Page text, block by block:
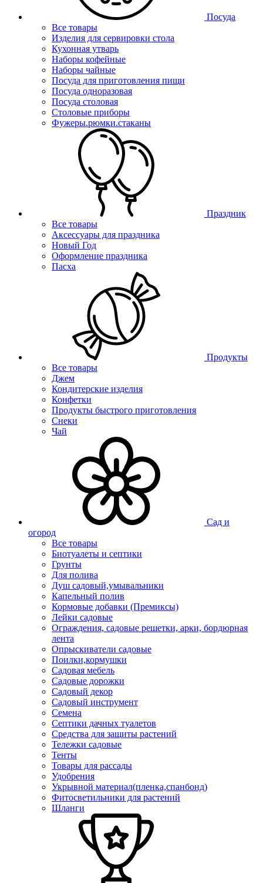
Посуда
Все товары
Изделия для сервировки стола
Кухонная утварь
Наборы кофейные
Наборы чайные
Посуда для приготовления пищи
Посуда одноразовая
Посуда столовая
Столовые приборы
Фужеры.рюмки.стаканы
Праздник
Все товары
Аксессуары для праздника
Новый Год
Оформление праздника
Пасха
Продукты
Все товары
Джем
Кондитерские изделия
Конфетки
Продукты быстрого приготовления
Снеки
Чай
Сад и
огород
Все товары
Биотуалеты и септики
Грунты
Для полива
Душ садовый,умывальники
Капельный полив
Кормовые добавки (Премиксы)
Лейки садовые
Ограждения, садовые решетки, арки, бордюрная
лента
Опрыскиватели садовые
Поилки,кормушки
Садовая мебель
Садовые дорожки
Садовый декор
Садовый инструмент
Семена
Септики дачных туалетов
Средства для защиты растений
Тележки садовые
Тенты
Товары для рассады
Удобрения
Укрывной материал(пленка,спанбонд)
Фитосветильники для растений
Шланги